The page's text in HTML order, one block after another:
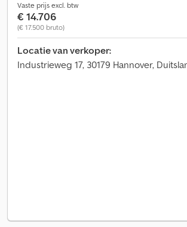
Vaste prijs excl. btw
€ 14.706
(€ 17.500 bruto)
Locatie van verkoper:
Industrieweg 17, 30179 Hannover,